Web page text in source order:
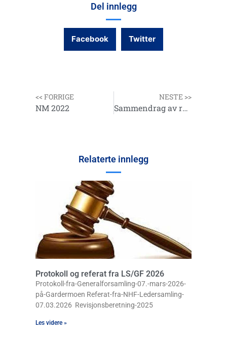
Del innlegg
Facebook Twitter
<< FORRIGE
NM 2022
NESTE >>
Sammendrag av referat fra styremøte 15.10.21
Relaterte innlegg
Protokoll og referat fra LS/GF 2026
Protokoll-fra-Generalforsamling-07.-mars-2026-
på-Gardermoen Referat-fra-NHF-Ledersamling-
07.03.2026 Revisjonsberetning-2025
Les videre »